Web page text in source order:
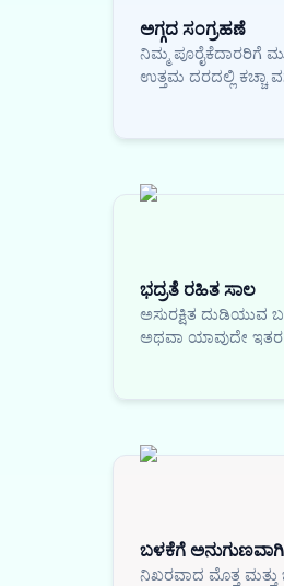
ಅಗ್ಗದ ಸಂಗ್ರಹಣೆ
ನಿಮ್ಮ ಪೂರೈಕೆದಾರರಿಗೆ
ಉತ್ತಮ ದರದಲ್ಲಿ ಕಚ್ಚಾ
ಭದ್ರತೆ ರಹಿತ ಸಾಲ
ಅಸುರಕ್ಷಿತ ದುಡಿಯುವ
ಅಥವಾ ಯಾವುದೇ ಇತರ
ಬಳಕೆಗೆ ಅನುಗುಣವಾಗಿ
ನಿಖರವಾದ ಮೊತ್ತ